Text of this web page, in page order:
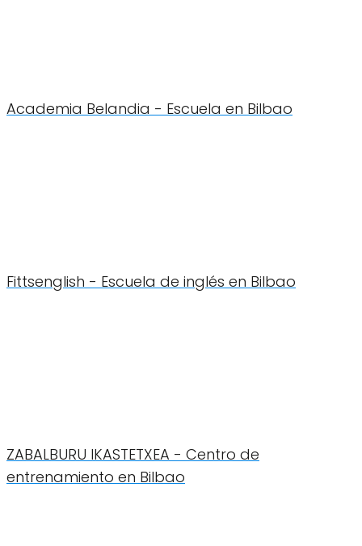
Academia Belandia - Escuela en Bilbao
Fittsenglish - Escuela de inglés en Bilbao
ZABALBURU IKASTETXEA - Centro de
entrenamiento en Bilbao